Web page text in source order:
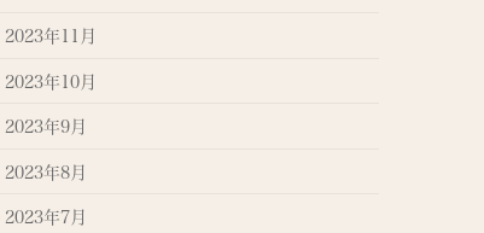
2023年11月
2023年10月
2023年9月
2023年8月
2023年7月